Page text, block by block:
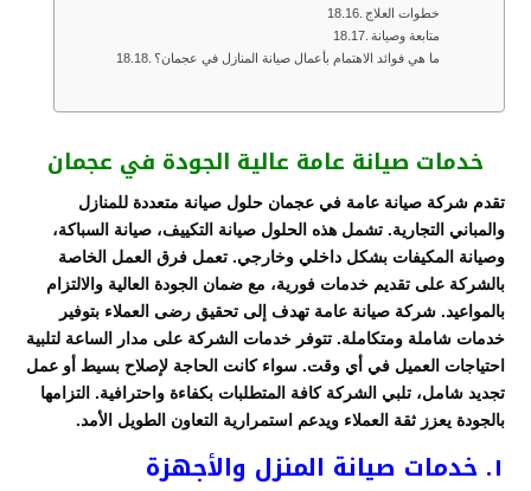
خطوات العلاج
متابعة وصيانة
ما هي فوائد الاهتمام بأعمال صيانة المنازل في عجمان؟
خدمات صيانة عامة عالية الجودة في عجمان
تقدم شركة صيانة عامة في عجمان حلول صيانة متعددة للمنازل
والمباني التجارية. تشمل هذه الحلول صيانة التكييف، صيانة السباكة،
وصيانة المكيفات بشكل داخلي وخارجي. تعمل فرق العمل الخاصة
بالشركة على تقديم خدمات فورية، مع ضمان الجودة العالية والالتزام
بالمواعيد. شركة صيانة عامة تهدف إلى تحقيق رضى العملاء بتوفير
خدمات شاملة ومتكاملة. تتوفر خدمات الشركة على مدار الساعة لتلبية
احتياجات العميل في أي وقت. سواء كانت الحاجة لإصلاح بسيط أو عمل
تجديد شامل، تلبي الشركة كافة المتطلبات بكفاءة واحترافية. التزامها
بالجودة يعزز ثقة العملاء ويدعم استمرارية التعاون الطويل الأمد.
١. خدمات صيانة المنزل والأجهزة